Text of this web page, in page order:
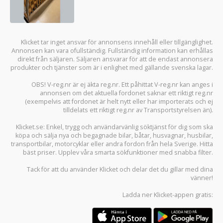
Klicket tar inget ansvar för annonsens innehåll eller tillgänglighet.
Annonsen kan vara ofullständig. Fullständig information kan erhållas
direkt från säljaren. Säljaren ansvarar för att de endast annonsera
produkter och tjänster som är i enlighet med gällande svenska lagar.
OBS! V-reg.nr är ej äkta reg.nr. Ett påhittat V-reg.nr kan anges i
annonsen om det aktuella fordonet saknar ett riktigt reg.nr
(exempelvis att fordonet är helt nytt eller har importerats och ej
tilldelats ett riktigt reg.nr av Transportstyrelsen än).
Klicket.se: Enkel, trygg och användarvänlig söktjänst för dig som ska
köpa och sälja nya och begagnade bilar, båtar, husvagnar, husbilar,
transportbilar, motorcyklar eller andra fordon från hela Sverige. Hitta
bäst priser. Upplev våra smarta sökfunktioner med snabba filter.
Tack för att du använder Klicket och delar det du gillar med dina
vänner!
Ladda ner Klicket-appen gratis: